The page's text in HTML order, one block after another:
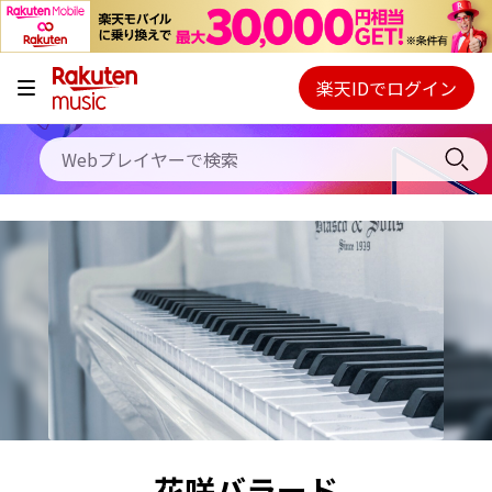
キャンペーン
料金プラン
使い方
初回30日間無料お試し
Webプレイヤー
ご契約内容の確認・変更
楽天IDでログイン